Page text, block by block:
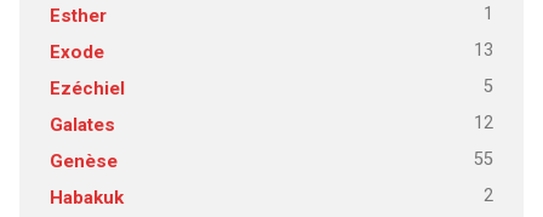
Esther 1
Exode 13
Ezéchiel 5
Galates 12
Genèse 55
Habakuk 2